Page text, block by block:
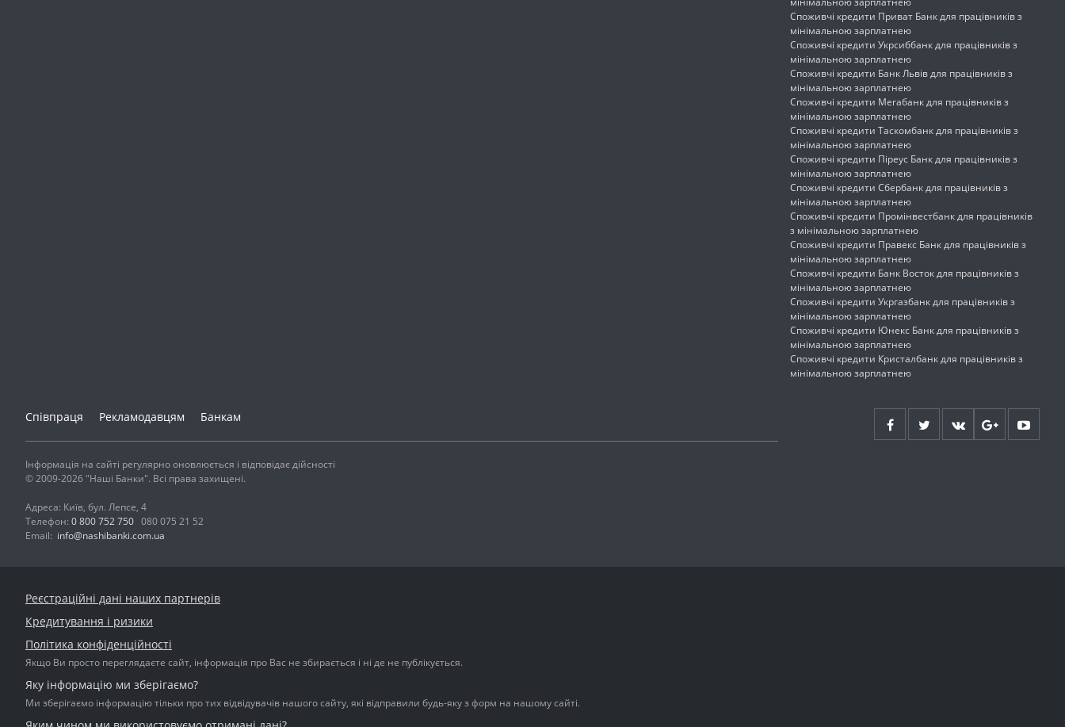
Споживчі кредити Приват Банк для працівників з
мінімальною зарплатнею
Споживчі кредити Укрсиббанк для працівників з
мінімальною зарплатнею
Споживчі кредити Банк Львів для працівників з
мінімальною зарплатнею
Споживчі кредити Мегабанк для працівників з
мінімальною зарплатнею
Споживчі кредити Таскомбанк для працівників з
мінімальною зарплатнею
Споживчі кредити Піреус Банк для працівників з
мінімальною зарплатнею
Споживчі кредити Сбербанк для працівників з
мінімальною зарплатнею
Споживчі кредити Промінвестбанк для працівників
з мінімальною зарплатнею
Споживчі кредити Правекс Банк для працівників з
мінімальною зарплатнею
Споживчі кредити Банк Восток для працівників з
мінімальною зарплатнею
Споживчі кредити Укргазбанк для працівників з
мінімальною зарплатнею
Споживчі кредити Юнекс Банк для працівників з
мінімальною зарплатнею
Споживчі кредити Кристалбанк для працівників з
мінімальною зарплатнею
Співпраця Рекламодавцям Банкам
Інформація на сайті регулярно оновлюється і відповідає дійсності
© 2009-2026 "Наші Банки". Всі права захищені.
Адреса: Київ, бул. Лепсе, 4
Телефон: 0 800 752 750 080 075 21 52
Email: info@nashibanki.com.ua
Реєстраційні дані наших партнерів
Кредитування і ризики
Політика конфіденційності
Якщо Ви просто переглядаєте сайт, інформація про Вас не збирається і ні де не публікується.
Яку інформацію ми зберігаємо?
Ми зберігаємо інформацію тільки про тих відвідувачів нашого сайту, які відправили будь-яку з форм на нашому сайті.